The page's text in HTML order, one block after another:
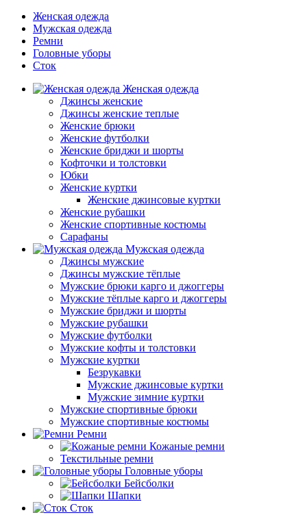
Женская одежда
Мужская одежда
Ремни
Головные уборы
Сток
Женская одежда
Джинсы женские
Джинсы женские теплые
Женские брюки
Женские футболки
Женские бриджи и шорты
Кофточки и толстовки
Юбки
Женские куртки
Женские джинсовые куртки
Женские рубашки
Женские спортивные костюмы
Сарафаны
Мужская одежда
Джинсы мужские
Джинсы мужские тёплые
Мужские брюки карго и джоггеры
Мужские тёплые карго и джоггеры
Мужские бриджи и шорты
Мужские рубашки
Мужские футболки
Мужские кофты и толстовки
Мужские куртки
Безрукавки
Мужские джинсовые куртки
Мужские зимние куртки
Мужские спортивные брюки
Мужские спортивные костюмы
Ремни
Кожаные ремни
Текстильные ремни
Головные уборы
Бейсболки
Шапки
Сток